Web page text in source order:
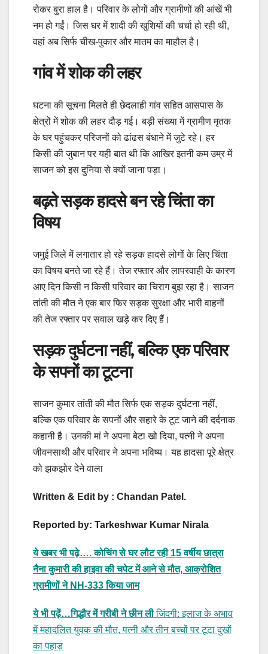
रोकर बुरा हाल है। परिवार के लोगों और ग्रामीणों की आंखें भी
नम हो गईं। जिस घर में शादी की खुशियों की चर्चा हो रही थी,
वहां अब सिर्फ चीख-पुकार और मातम का माहौल है।
गांव में शोक की लहर
घटना की सूचना मिलते ही छेदलाही गांव सहित आसपास के
क्षेत्रों में शोक की लहर दौड़ गई। बड़ी संख्या में ग्रामीण मृतक
के घर पहुंचकर परिजनों को ढांढस बंधाने में जुटे रहे। हर
किसी की जुबान पर यही बात थी कि आखिर इतनी कम उम्र में
साजन को इस दुनिया से क्यों जाना पड़ा।
बढ़ते सड़क हादसे बन रहे चिंता का
विषय
जमुई जिले में लगातार हो रहे सड़क हादसे लोगों के लिए चिंता
का विषय बनते जा रहे हैं। तेज रफ्तार और लापरवाही के कारण
आए दिन किसी न किसी परिवार का चिराग बुझ रहा है। साजन
तांती की मौत ने एक बार फिर सड़क सुरक्षा और भारी वाहनों
की तेज रफ्तार पर सवाल खड़े कर दिए हैं।
सड़क दुर्घटना नहीं, बल्कि एक परिवार
के सपनों का टूटना
साजन कुमार तांती की मौत सिर्फ एक सड़क दुर्घटना नहीं,
बल्कि एक परिवार के सपनों और सहारे के टूट जाने की दर्दनाक
कहानी है। उनकी मां ने अपना बेटा खो दिया, पत्नी ने अपना
जीवनसाथी और परिवार ने अपना भविष्य। यह हादसा पूरे क्षेत्र
को झकझोर देने वाला
Written & Edit by : Chandan Patel.
Reported by: Tarkeshwar Kumar Nirala
ये खबर भी पढ़े…. कोचिंग से घर लौट रही 15 वर्षीय छात्रा
नैना कुमारी की हाइवा की चपेट में आने से मौत, आक्रोशित
ग्रामीणों ने NH-333 किया जाम
ये भी पढ़ें…गिद्धौर में गरीबी ने छीन लीजिंदगी: इलाज के अभाव
में महादलित युवक की मौत, पत्नी और तीन बच्चों पर टूटा दुखों
का पहाड़